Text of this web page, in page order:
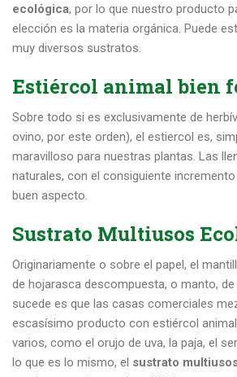
ecológica, por lo que nuestro producto
elección es la materia orgánica. Puede
muy diversos sustratos.
Estiércol animal bien
Sobre todo si es exclusivamente de
ovino, por este orden), el estiercol es,
maravilloso para nuestras plantas. Las
naturales, con el consiguiente
buen aspecto.
Sustrato Multiusos
Originariamente o sobre el papel, el
de hojarasca descompuesta, o manto,
sucede es que las casas comerciales
escasísimo producto con estiércol
varios, como el orujo de uva, la paja, el
lo que es lo mismo, el sustrato